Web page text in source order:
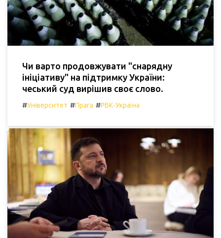
Чи варто продовжувати "снарядну
ініціативу" на підтримку України:
чеський суд вирішив своє слово.
#Університет #Прага #РБК-Україна